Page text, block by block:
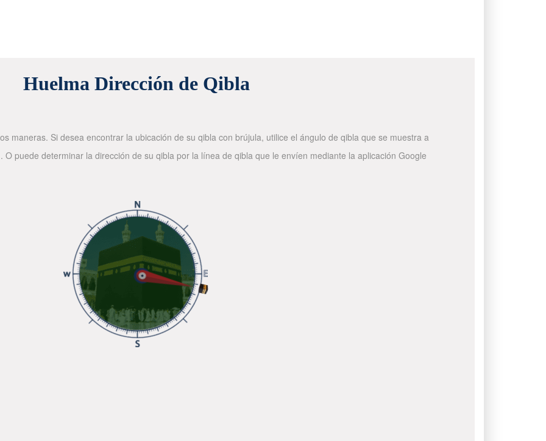
Huelma Dirección de Qibla
maneras. Si desea encontrar la ubicación de su qibla con brújula, utilice el ángulo de qibla que se muestra a
puede determinar la dirección de su qibla por la línea de qibla que le envíen mediante la aplicación Google